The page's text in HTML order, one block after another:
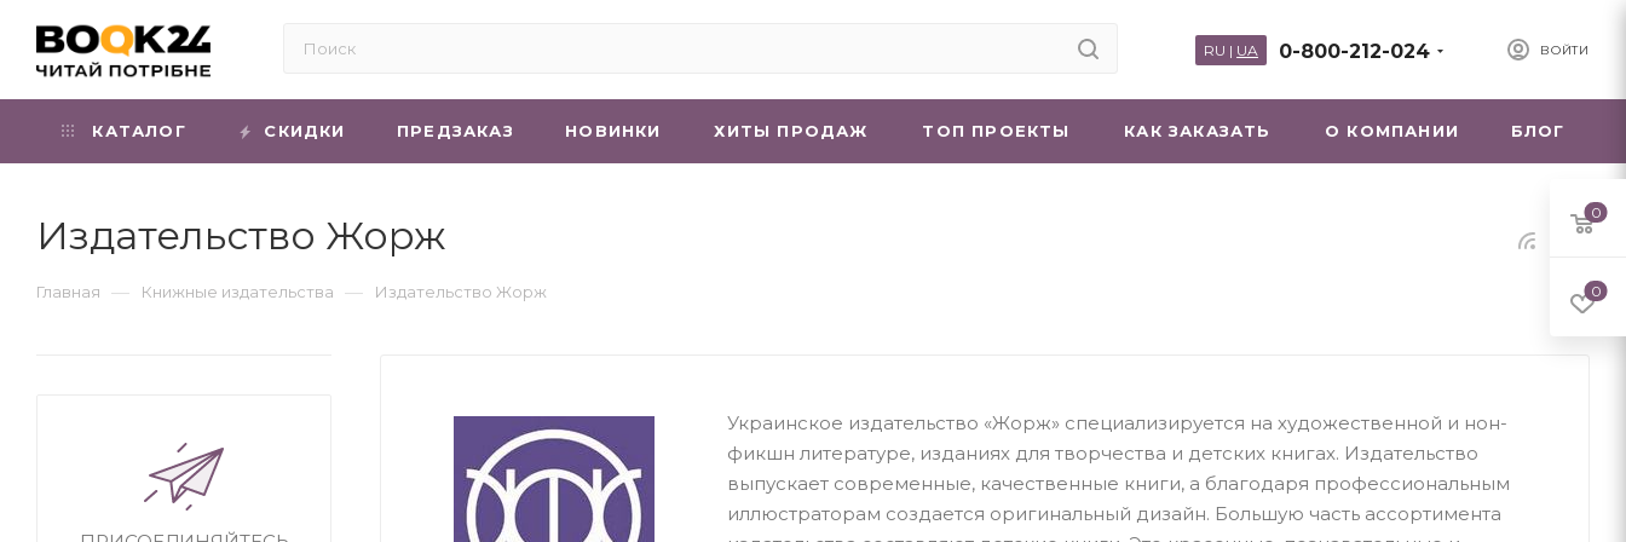
ВОЙТИ
0-800-212-024
RU | UA
КАТАЛОГ СКИДКИ ПРЕДЗАКАЗ НОВИНКИ ХИТЫ ПРОДАЖ ТОП ПРОЕКТЫ КАК ЗАКАЗАТЬ О КОМПАНИИ БЛОГ
Издательство Жорж
Главная — Книжные издательства — Издательство Жорж
Украинское издательство «Жорж» специализируется на художественной и нон-
фикшн литературе, изданиях для творчества и детских книгах. Издательство
выпускает современные, качественные книги, а благодаря профессиональным
иллюстраторам создается оригинальный дизайн. Большую часть ассортимента
0
0